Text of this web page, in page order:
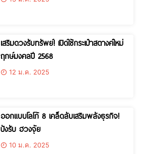
เสริมดวงรับทรัพย์! เปิดใช้กระเป๋าสตางค์ใหม่
ฤกษ์มงคลปี 2568
12 ม.ค. 2025
ออกแบบโลโก้ 8 เคล็ดลับเสริมพลังธุรกิจ!
ปังรับ ฮวงจุ้ย
10 ม.ค. 2025